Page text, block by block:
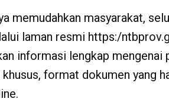
memudahkan masyarakat,
laman resmi https:/
informasi lengkap mengenai
khusus, format dokumen yang